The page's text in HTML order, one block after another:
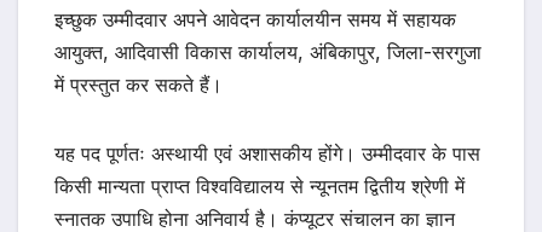
इच्छुक उम्मीदवार अपने आवेदन कार्यालयीन समय में सहायक
आयुक्त, आदिवासी विकास कार्यालय, अंबिकापुर, जिला-सरगुजा
में प्रस्तुत कर सकते हैं।
यह पद पूर्णतः अस्थायी एवं अशासकीय होंगे। उम्मीदवार के पास
किसी मान्यता प्राप्त विश्वविद्यालय से न्यूनतम द्वितीय श्रेणी में
स्नातक उपाधि होना अनिवार्य है। कंप्यूटर संचालन का ज्ञान